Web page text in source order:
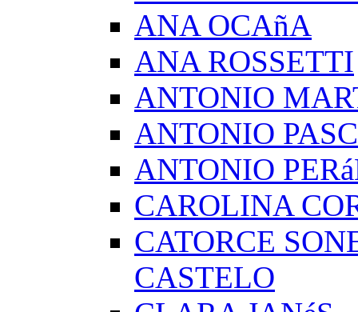
ANA OCAñA
ANA ROSSETTI
ANTONIO
ANTONIO
ANTONIO
CAROLINA
CATORCE
CASTELO